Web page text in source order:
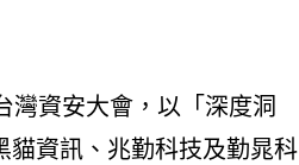
灣資安大會，以「深度洞
貓資訊、兆勤科技及勤晁科